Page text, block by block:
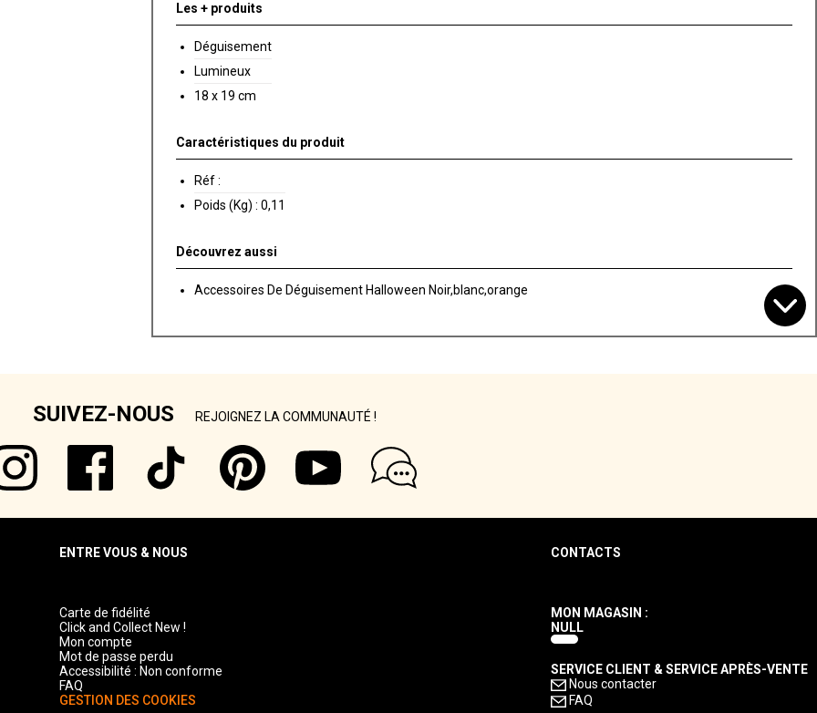
Les + produits
Déguisement
Lumineux
18 x 19 cm
Caractéristiques du produit
Réf :
Poids (Kg) : 0,11
Découvrez aussi
Accessoires De Déguisement Halloween Noir,blanc,orange
SUIVEZ-NOUS REJOIGNEZ LA COMMUNAUTÉ !
ENTRE VOUS & NOUS
Carte de fidélité
Click and Collect New !
Mon compte
Mot de passe perdu
Accessibilité : Non conforme
FAQ
GESTION DES COOKIES
CONTACTS
MON MAGASIN :
NULL
SERVICE CLIENT & SERVICE APRÈS-VENTE
Nous contacter
FAQ